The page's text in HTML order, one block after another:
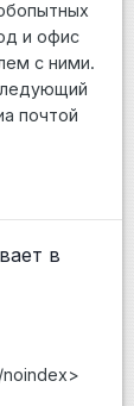
и офис
с ними.
почтой
в